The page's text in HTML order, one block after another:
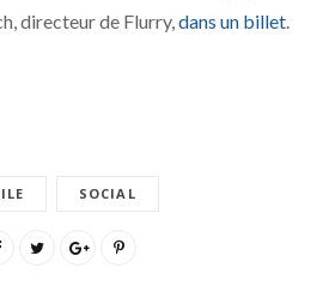
directeur de Flurry,dans un billet.
SOCIAL